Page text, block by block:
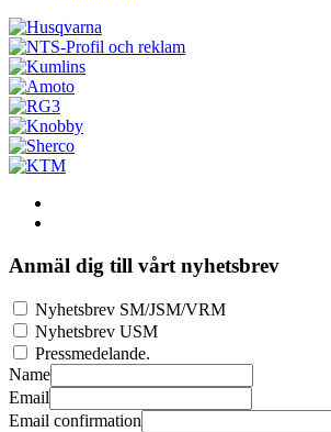
Anmäl dig till vårt nyhetsbrev
Nyhetsbrev SM/JSM/VRM
Nyhetsbrev USM
Pressmedelande.
Name
Email
Email confirmation